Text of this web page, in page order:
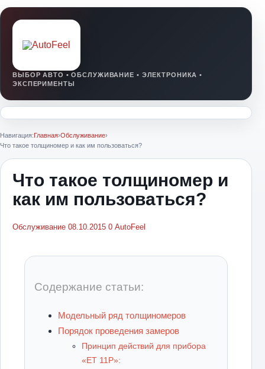
Навигация:Главная›Обслуживание›
Что такое толщиномер и как им пользоваться?
Что такое толщиномер и
как им пользоваться?
Обслуживание 08.10.2015 0 AutoFeel
Содержание статьи:
Модельный ряд толщиномеров
Порядок проведения замеров
Принцип действий для прибора
«ET 11P»: